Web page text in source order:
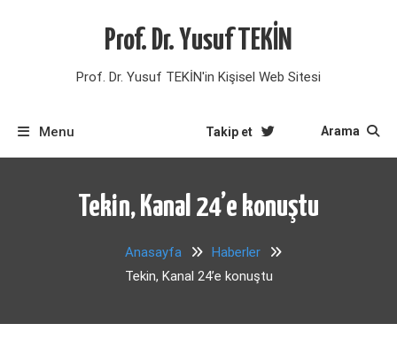
Prof. Dr. Yusuf TEKİN
Prof. Dr. Yusuf TEKİN'in Kişisel Web Sitesi
Menu Takip et Arama
Tekin, Kanal 24’e konuştu
Anasayfa
Haberler
Tekin, Kanal 24’e konuştu